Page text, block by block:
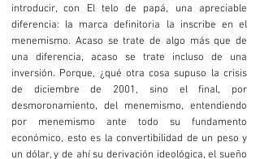
introducir, con El telo de papá, una apreciable
diferencia: la marca definitoria la inscribe en el
menemismo. Acaso se trate de algo más que de
una diferencia, acaso se trate incluso de una
inversión. Porque, ¿qué otra cosa supuso la crisis
de diciembre de 2001, sino el final, por
desmoronamiento, del menemismo, entendiendo
por menemismo ante todo su fundamento
económico, esto es la convertibilidad de un peso y
un dólar, y de ahí su derivación ideológica, el sueño